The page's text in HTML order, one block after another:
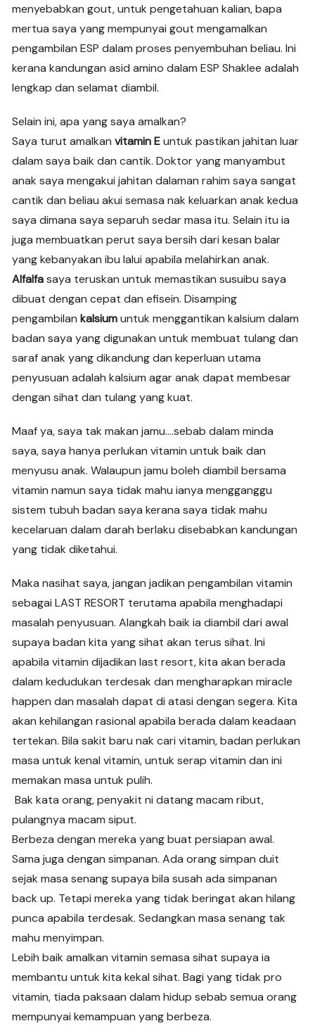
menyebabkan gout, untuk pengetahuan kalian, bapa
mertua saya yang mempunyai gout mengamalkan
pengambilan ESP dalam proses penyembuhan beliau. Ini
kerana kandungan asid amino dalam ESP Shaklee adalah
lengkap dan selamat diambil.
Selain ini, apa yang saya amalkan?
Saya turut amalkanvitamin Euntuk pastikan jahitan luar
dalam saya baik dan cantik. Doktor yang manyambut
anak saya mengakui jahitan dalaman rahim saya sangat
cantik dan beliau akui semasa nak keluarkan anak kedua
saya dimana saya separuh sedar masa itu. Selain itu ia
juga membuatkan perut saya bersih dari kesan balar
yang kebanyakan ibu lalui apabila melahirkan anak.
Alfalfasaya teruskan untuk memastikan susuibu saya
dibuat dengan cepat dan efisein. Disamping
pengambilankalsiumuntuk menggantikan kalsium dalam
badan saya yang digunakan untuk membuat tulang dan
saraf anak yang dikandung dan keperluan utama
penyusuan adalah kalsium agar anak dapat membesar
dengan sihat dan tulang yang kuat.
Maaf ya, saya tak makan jamu….sebab dalam minda
saya, saya hanya perlukan vitamin untuk baik dan
menyusu anak. Walaupun jamu boleh diambil bersama
vitamin namun saya tidak mahu ianya mengganggu
sistem tubuh badan saya kerana saya tidak mahu
kecelaruan dalam darah berlaku disebabkan kandungan
yang tidak diketahui.
Maka nasihat saya, jangan jadikan pengambilan vitamin
sebagai LAST RESORT terutama apabila menghadapi
masalah penyusuan. Alangkah baik ia diambil dari awal
supaya badan kita yang sihat akan terus sihat. Ini
apabila vitamin dijadikan last resort, kita akan berada
dalam kedudukan terdesak dan mengharapkan miracle
happen dan masalah dapat di atasi dengan segera. Kita
akan kehilangan rasional apabila berada dalam keadaan
tertekan. Bila sakit baru nak cari vitamin, badan perlukan
masa untuk kenal vitamin, untuk serap vitamin dan ini
memakan masa untuk pulih.
Bak kata orang, penyakit ni datang macam ribut,
pulangnya macam siput.
Berbeza dengan mereka yang buat persiapan awal.
Sama juga dengan simpanan. Ada orang simpan duit
sejak masa senang supaya bila susah ada simpanan
back up. Tetapi mereka yang tidak beringat akan hilang
punca apabila terdesak. Sedangkan masa senang tak
mahu menyimpan.
Lebih baik amalkan vitamin semasa sihat supaya ia
membantu untuk kita kekal sihat. Bagi yang tidak pro
vitamin, tiada paksaan dalam hidup sebab semua orang
mempunyai kemampuan yang berbeza.